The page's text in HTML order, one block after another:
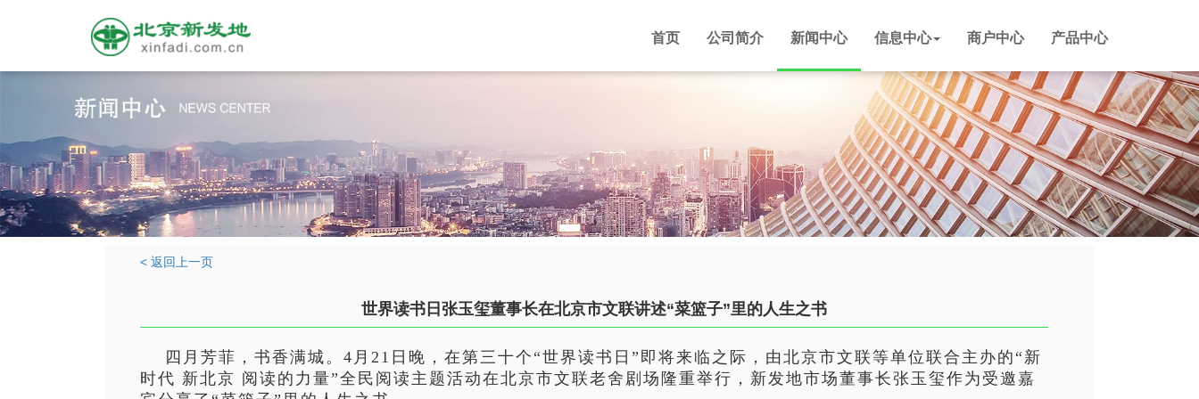
首页 公司简介 新闻中心 信息中心 商户中心 产品中心
< 返回上一页
世界读书日张玉玺董事长在北京市文联讲述“菜篮子”里的人生之书
四月芳菲，书香满城。 4月21日晚，在第三十个“世界读书日”即将来临之际，由北京市文联等单位联合主办的“新
时代 新北京 阅读的力量”全民阅读主题活动在北京市文联老舍剧场隆重举行 ，新发地市场董事长张玉玺作为受邀嘉